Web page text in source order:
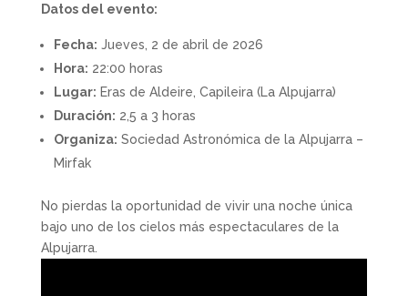
Datos del evento:
Fecha: Jueves, 2 de abril de 2026
Hora: 22:00 horas
Lugar: Eras de Aldeire, Capileira (La Alpujarra)
Duración: 2,5 a 3 horas
Organiza: Sociedad Astronómica de la Alpujarra –
Mirfak
No pierdas la oportunidad de vivir una noche única
bajo uno de los cielos más espectaculares de la
Alpujarra.